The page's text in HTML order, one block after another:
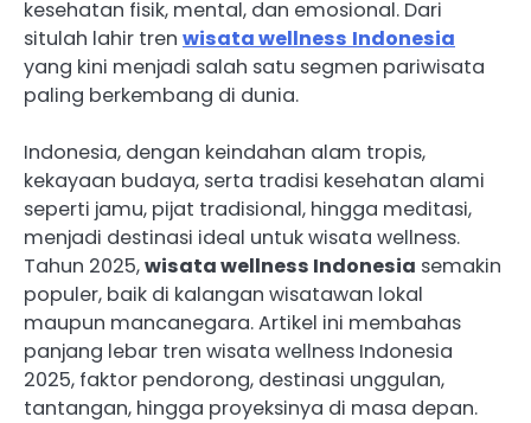
kesehatan fisik, mental, dan emosional. Dari
situlah lahir tren wisata wellness Indonesia
yang kini menjadi salah satu segmen pariwisata
paling berkembang di dunia.
Indonesia, dengan keindahan alam tropis,
kekayaan budaya, serta tradisi kesehatan alami
seperti jamu, pijat tradisional, hingga meditasi,
menjadi destinasi ideal untuk wisata wellness.
Tahun 2025,wisata wellness Indonesia semakin
populer, baik di kalangan wisatawan lokal
maupun mancanegara. Artikel ini membahas
panjang lebar tren wisata wellness Indonesia
2025, faktor pendorong, destinasi unggulan,
tantangan, hingga proyeksinya di masa depan.